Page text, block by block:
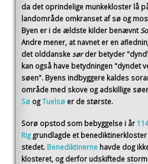
da det oprindelige munkekloster lå
landområde omkranset af sø og
Byen er i de ældste kilder benævnt
Andre mener, at navnet er en
det olddanske sør der betyder
kan også have betydningen "dyndet
søen". Byens indbyggere kaldes
område med skove og adskillige
Sø ogTuelsø er de største.
Sorø opstod som bebyggelse i år
Rig grundlagde et
stedet. Benediktinerne havde dog
klosteret, og derfor udskiftede